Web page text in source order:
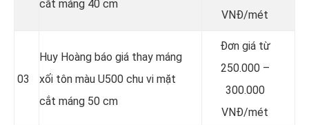
cắt máng 40 cm
VNĐ/mét
03
Huy Hoàng báo giá thay máng
xối tôn màu U500 chu vi mặt
cắt máng 50 cm
Đơn giá từ
250.000 –
300.000
VNĐ/mét